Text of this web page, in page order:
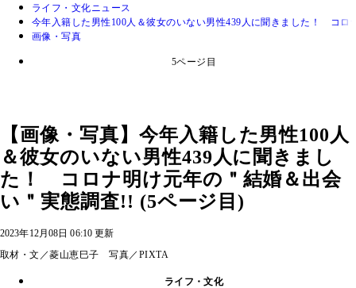
ライフ・文化ニュース
今年入籍した男性100人＆彼女のいない男性439人に聞きました！ コロ
画像・写真
5ページ目
【画像・写真】今年入籍した男性100人
＆彼女のいない男性439人に聞きまし
た！ コロナ明け元年の＂結婚＆出会
い＂実態調査!! (5ページ目)
2023年12月08日 06:10 更新
取材・文／菱山恵巳子 写真／PIXTA
ライフ・文化